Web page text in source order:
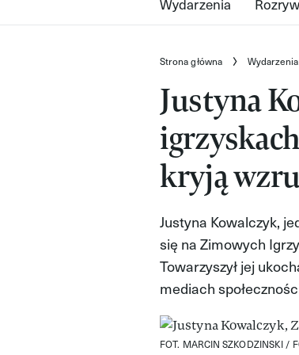
Strona główna Wydarzenia
Justyna
kryją
Justyna Kowalczyk,
się na Zimowych
Towarzyszył jej
mediach
FOT. MARCIN SZKODZINSKI /